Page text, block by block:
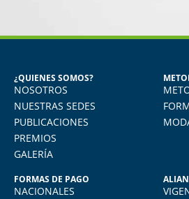
CARPIO
Aprendí muchísimo. Uso
en mi quehacer diario,
empresa donde
¿QUIENES SOMOS?
NOSOTROS
NUESTRAS SEDES
PUBLICACIONES
PREMIOS
GALERÍA
FORMAS DE PAGO
NACIONALES